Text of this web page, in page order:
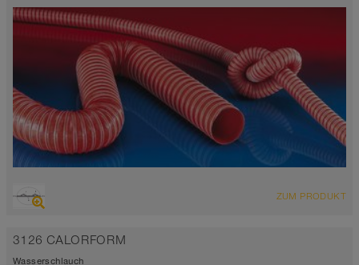
Saugschlauch + Druckschlauch
ZUM PRODUKT
3126 CALORFORM
Wasserschlauch